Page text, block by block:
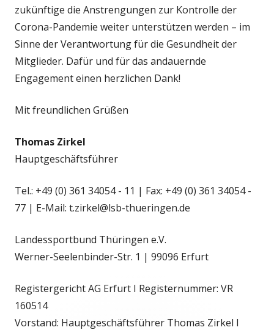
zukünftige die Anstrengungen zur Kontrolle der
Corona-Pandemie weiter unterstützen werden – im
Sinne der Verantwortung für die Gesundheit der
Mitglieder. Dafür und für das andauernde
Engagement einen herzlichen Dank!
Mit freundlichen Grüßen
Thomas Zirkel
Hauptgeschäftsführer
Tel.: +49 (0) 361 34054 - 11 | Fax: +49 (0) 361 34054 -
77 | E-Mail: t.zirkel@lsb-thueringen.de
Landessportbund Thüringen e.V.
Werner-Seelenbinder-Str. 1 | 99096 Erfurt
Registergericht AG Erfurt I Registernummer: VR
160514
Vorstand: Hauptgeschäftsführer Thomas Zirkel I